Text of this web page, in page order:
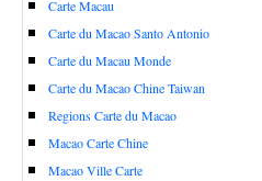
Carte Macau
Carte du Macao Santo Antonio
Carte du Macau Monde
Carte du Macao Chine Taiwan
Regions Carte du Macao
Macao Carte Chine
Macao Ville Carte